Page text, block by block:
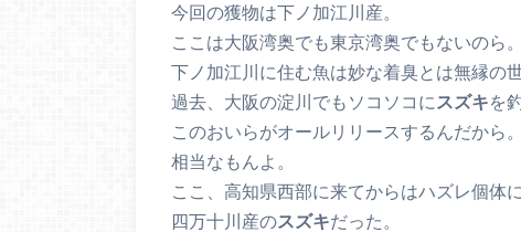
今回の獲物は下ノ加江川産。
ここは大阪湾奥でも東京湾奥でもないのら。
下ノ加江川に住む魚は妙な着臭とは無縁の世
過去、大阪の淀川でもソコソコに スズキを
このおいらがオールリリースするんだから。
相当なもんよ。
ここ、高知県西部に来てからはハズレ個体
四万十川産のスズキだった。